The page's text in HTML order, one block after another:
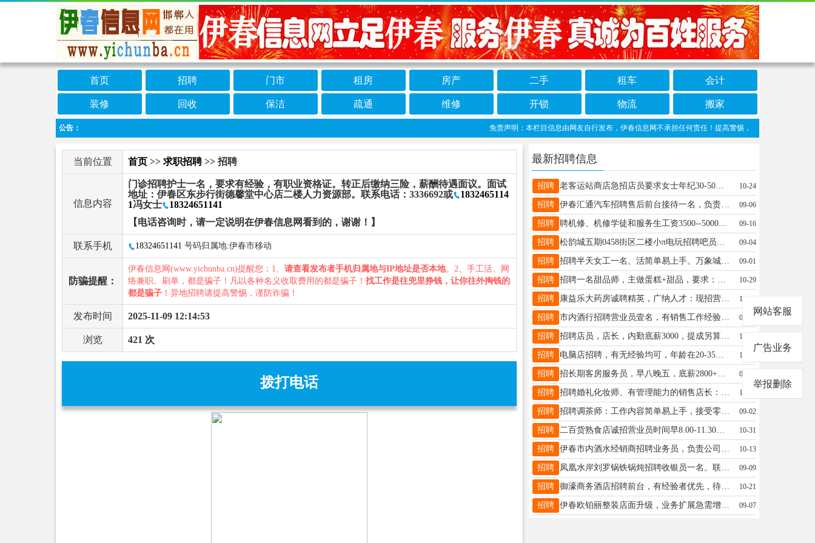
首页 招聘 门市 租房 房产 二手 租车 会计
装修 回收 保洁 疏通 维修 开锁 物流 搬家
公告： 免责声明：本栏目信息由网友自行发布，伊春信息网不承担任何责任！提高警惕，谨防诈骗！做推广、
当前位置 首页 >> 求职招聘>> 招聘
信息内容
门诊招聘护士一名，要求有经验，有职业资格证。转正后缴纳三险，薪酬待遇面议。面试
地址：伊春区东步行街德馨堂中心店二楼人力资源部。联系电话：3336692或
1832465114
1冯女士
18324651141
【电话咨询时，请一定说明在伊春信息网看到的，谢谢！】
联系手机 18324651141 号码归属地:伊春市移动
防骗提醒：
伊春信息网(www.yichunba.cn)提醒您：1、 请查看发布者手机归属地与IP地址是否本地。2、手工活、网
络兼职、刷单，都是骗子！凡以各种名义收取费用的都是骗子！ 找工作是往兜里挣钱，让你往外掏钱的
都是骗子 ！异地招聘请提高警惕，谨防诈骗！
发布时间 2025-11-09 12:14:53
浏览 421 次
拨打电话
最新招聘信息
招聘 老客运站商店急招店员要求女士年纪30-50之间有销售经验王女士13039661000 10-24
招聘 伊春汇通汽车招聘售后前台接待一名，负责售后接待，维修，保养，质保的客户，要求会开车，亲和力强，学习力，执行力强，有汽车相关行业从业经历者优先...更多>>联系电话：13339489579王先生13339489579 09-06
招聘 聘机修、机修学徒和服务生工资3500--5000，实习期3个月考核通过直接晋级，实习期工资2700包吃包住，有电工和汽电经验者优先，月带薪假4-10天（节假日不休）年龄18--35岁电话13354538994颜女士18249892521 09-16
招聘 松韵城五期0458街区二楼小π电玩招聘吧员年龄要求40岁以下2500+3%提成先生19104585222 09-04
招聘 招聘半天女工一名、活简单易上手。万象城四楼，联系电话18945886345邹18945886345 09-01
招聘 招聘一名甜品师，主做蛋糕+甜品，要求：年龄18——30岁，女，成手优先，也可学徒工作【包教会，招长期，有上进心，早8.30——晚6，成手工资4000➕待遇优厚杨18204585147 10-29
招聘 康益乐大药房诚聘精英，广纳人才：现招营业员、执业药师，熟练操作电脑、爱岗敬业，有责任心，能够不断虚心学习，有进取心，能长期工作，有工作经验者优先录取。工资待遇优厚，加入我们，成就精彩职场人生！！！联系电话13114588880邱女士13113664585143 10-13
招聘 市内酒行招聘营业员壹名，有销售工作经验者优先。本市户口，吃苦耐劳。年龄：30岁-50岁，底薪+满勤+提成+年终奖。另招男工壹名，年龄：30岁—55岁之间，会开车优先。电话：13845838989陈经理13845838989 08-25
招聘 招聘店员，店长，内勤底薪3000，提成另算，上不封顶7小时工作制，中午两小时休息想要赚钱的来，短期勿扰地址：铁力，双丰伊春招聘☎️：15245889990（微信同步）刘女士13766736677 10-26
招聘 电脑店招聘，有无经验均可，年龄在20-35之间，能上高安监控，学习期间，有带薪工资，学会留用，能独立完成工作，工资3000元，工作时间早8晚5，中午1.5时吃饭，每个月4天带薪假和节假日，长期干给交养老保险，能在友好居住，要求有责任心，善于沟通，身体健康，地址，友好，电话号码13136716789夏女士18604588388 10-24
招聘 招长期客房服务员，早八晚五，底薪2800+满勤200+提成，要求有工作经验，服从管理张15246929696 08-30
招聘 招聘婚礼化妆师、有管理能力的销售店长：薪资6000到13000。 电话：177045888821770458888217704588882 10-10
招聘 招聘调茶师：工作内容简单易上手，接受零基础，月薪4000-5000，月休2天，要求年龄35岁以下；招聘后厨人员：工作内容煮茶，切水果，年龄45岁-55岁之间，有意者电话联系乐乐茶18345873369 09-02
招聘 二百货熟食店诚招营业员时间早8.00-11.30，下午1.00-6.30，工资2700+300满勤奖，年龄30-45岁电话13091601508于先生13091601508 10-31
招聘 伊春市内酒水经销商招聘业务员，负责公司政策订货、陈列整理、客情维护等工作。基本工资加提成5000到8000，年龄35到45岁。公司有带薪休息，生日礼金、节日福利等待遇。具体面试详谈，电话15134673666丁女士18645810567 10-13
招聘 凤凰水岸刘罗锅铁锅炖招聘收银员一名。联系电话15704589795宋经理15704589795 09-09
招聘 御濠商务酒店招聘前台，有经验者优先，待遇优厚，详情面谈御濠18545486333 10-21
招聘 伊春欧铂丽整装店面升级，业务扩展急需增援，诚邀全案设计师两名，期待优秀的你加入！联系电话：孙总18645876668 09-07
网站客服
广告业务
举报删除